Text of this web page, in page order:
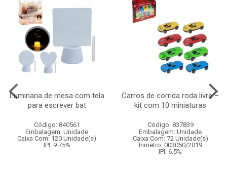
Luminaria de mesa com tela
para escrever bat
Código: 840561
Embalagem: Unidade
Caixa Com: 120 Unidade(s)
IPI: 9.75%
Carros de corrida roda livre –
kit com 10 miniaturas
Código: 837839
Embalagem: Unidade
Caixa Com: 72 Unidade(s)
Inmetro: 003050/2019
IPI: 6.5%